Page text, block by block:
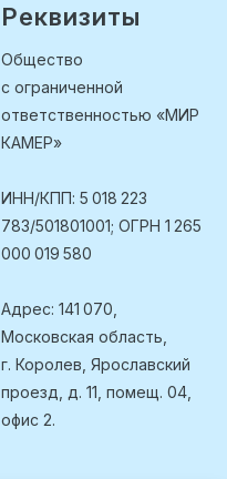
Реквизиты
Общество
с ограниченной
ответственностью «МИР
КАМЕР»
ИНН/КПП: 5 018 223
783/501801001; ОГРН 1 265
000 019 580
Адрес: 141 070,
Московская область,
г. Королев, Ярославский
проезд, д. 11, помещ. 04,
офис 2.